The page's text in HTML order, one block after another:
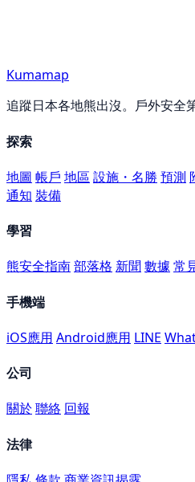
Kumamap
追蹤日本各地熊出沒。戶外安全第
探索
地圖 帳戶 地區 設施・名勝 預測
通知 裝備
學習
熊安全指南部落格 新聞數據 常
手機端
iOS應用 Android應用 LINE
公司
關於聯絡 回報
法律